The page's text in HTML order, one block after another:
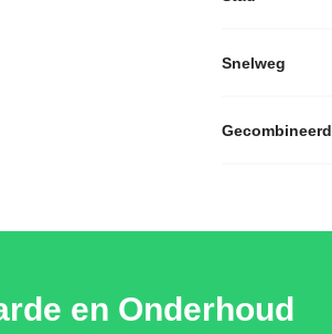
Snelweg
Gecombineerd
en Onderhoud